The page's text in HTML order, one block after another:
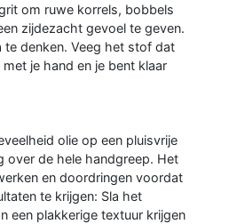
om ruwe korrels, bobbels
zijdezacht gevoel te geven.
denken. Veeg het stof dat
je hand en je bent klaar
olie op een pluisvrije
over de hele handgreep. Het
en doordringen voordat
te krijgen: Sla het
een plakkerige textuur krijgen